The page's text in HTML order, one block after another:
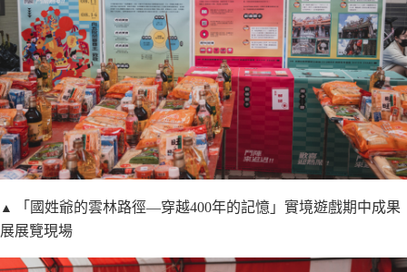
▲
「國姓爺的雲林路徑—穿越400年的記憶」實境遊戲期中成果
展展覽現場